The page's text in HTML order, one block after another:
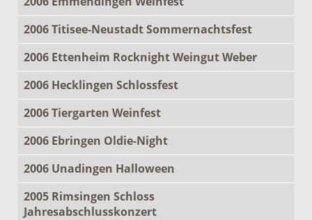
2006 Titisee-Neustadt Sommernachtsfest
2006 Ettenheim Rocknight Weingut Weber
2006 Hecklingen Schlossfest
2006 Tiergarten Weinfest
2006 Ebringen Oldie-Night
2006 Unadingen Halloween
2005 Rimsingen Schloss
Jahresabschlusskonzert